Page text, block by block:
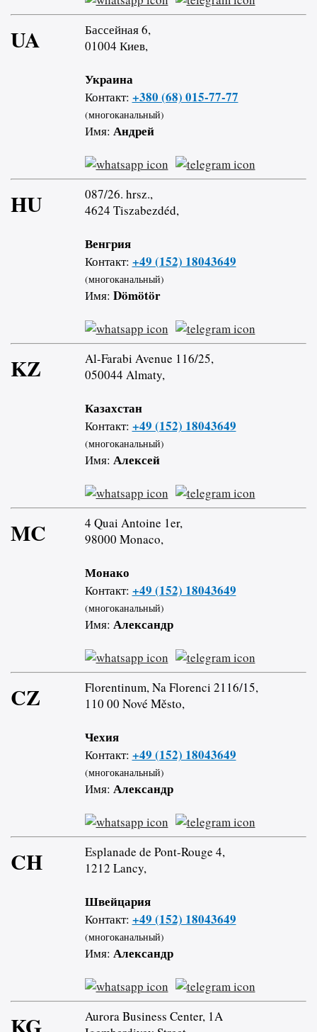
UA
Бассейная 6,
01004 Киев,
Украина
Контакт: +380 (68) 015-77-77
(многоканальный)
Имя: Андрей
HU
087/26. hrsz.,
4624 Tiszabezdéd,
Венгрия
Контакт: +49 (152) 18043649
(многоканальный)
Имя: Dömötör
KZ
Al-Farabi Avenue 116/25,
050044 Almaty,
Казахстан
Контакт: +49 (152) 18043649
(многоканальный)
Имя: Алексей
MC
4 Quai Antoine 1er,
98000 Monaco,
Монако
Контакт: +49 (152) 18043649
(многоканальный)
Имя: Александр
CZ
Florentinum, Na Florenci 2116/15,
110 00 Nové Město,
Чехия
Контакт: +49 (152) 18043649
(многоканальный)
Имя: Александр
CH
Esplanade de Pont-Rouge 4,
1212 Lancy,
Швейцария
Контакт: +49 (152) 18043649
(многоканальный)
Имя: Александр
KG
Aurora Business Center, 1A